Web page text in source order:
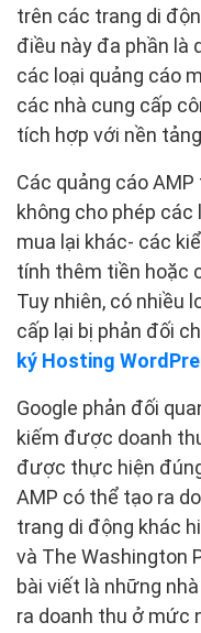
trên các trang di
điều này đa phần là
các loại quảng cáo
các nhà cung cấp
tích hợp với nền tảng
Các quảng cáo
không cho phép
mua lại khác- các
tính thêm tiền hoặc
Tuy nhiên, có nhiều
cấp lại bị phản đối
ký Hosting
Google phản đối
kiếm được doanh
được thực hiện
AMP có thể tạo ra
trang di động khác
và The Washington
bài viết là những
ra doanh thu ở mức